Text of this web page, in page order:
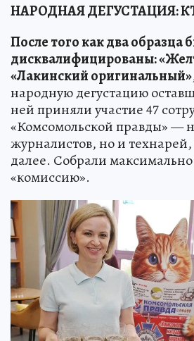
НАРОДНАЯ ДЕГУСТАЦИЯ:
После того как два образца
дисквалифицированы:
«Лакинский оригинальный»
народную дегустацию
ней приняли участие 47
«Комсомольской правды» —
журналистов, но и технарей,
далее. Собрали
«комиссию».